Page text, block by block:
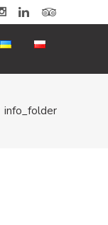
info_folder